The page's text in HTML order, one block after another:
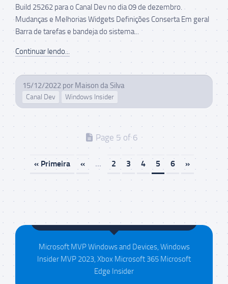
Build 25262 para o Canal Dev no dia 09 de dezembro.
Mudanças e Melhorias Widgets Definições Conserta Em geral
Barra de tarefas e bandeja do sistema...
Continuar lendo...
15/12/2022 por Maison da Silva
Canal Dev Windows Insider
Page 5 of 6
« Primeira « ... 2 3 4 5 6 »
Maison da Silva
Microsoft MVP Windows and Devices, Windows
Insider MVP 2023, Xbox Microsoft 365 Microsoft
Edge Insider